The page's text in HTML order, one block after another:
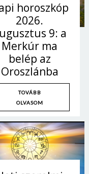
horoszkóp
2026.
9: a
Merkúr ma
belép az
Oroszlánba
TOVÁBB
OLVASOM